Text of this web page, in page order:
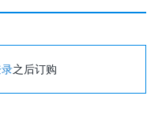
之后订购